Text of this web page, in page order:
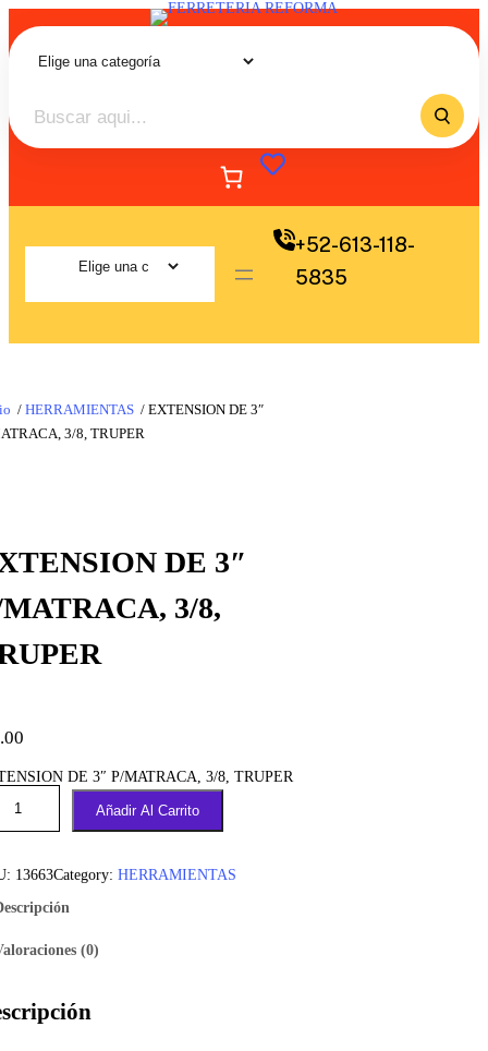
+52-613-118-
5835
/ HERRAMIENTAS / EXTENSION DE 3″
3/8, TRUPER
DE 3″
3/8,
DE 3″ P/MATRACA, 3/8, TRUPER
Añadir Al Carrito
13663Category: HERRAMIENTAS
(0)